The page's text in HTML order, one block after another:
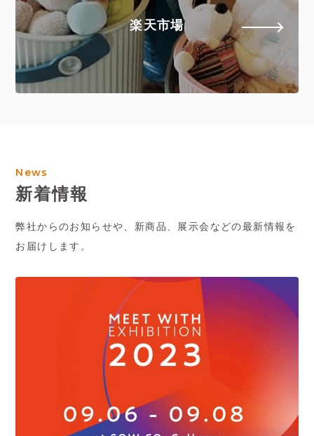
楽天市場
News
新着情報
弊社からのお知らせや、新商品、展示会などの最新情報を
お届けします。